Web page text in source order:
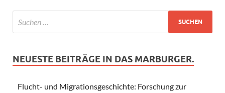
NEUESTE BEITRÄGE IN DAS MARBURGER.
Flucht- und Migrationsgeschichte: Forschung zur